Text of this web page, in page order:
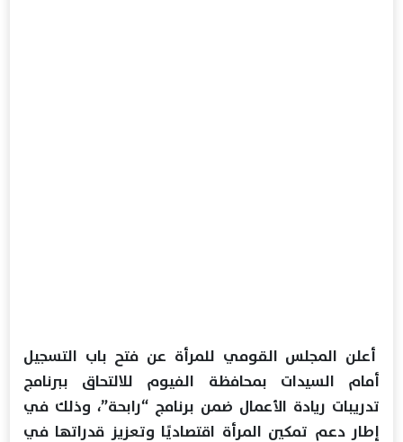
أعلن المجلس القومي للمرأة عن فتح باب التسجيل
أمام السيدات بمحافظة الفيوم للالتحاق ببرنامج
تدريبات ريادة الأعمال ضمن برنامج “رابحة”، وذلك في
إطار دعم تمكين المرأة اقتصاديًا وتعزيز قدراتها في